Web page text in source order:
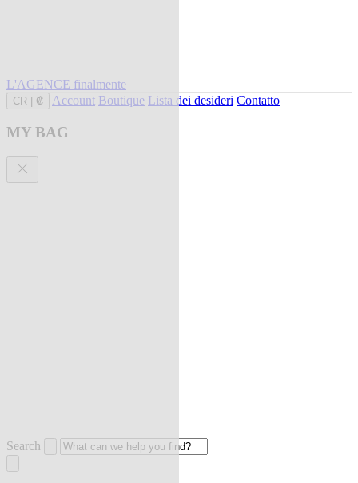
L'AGENCE finalmente
CR ₡ Account Boutique Lista dei desideri Contatto
MY BAG
Search